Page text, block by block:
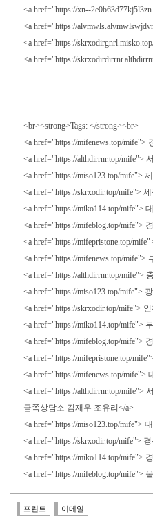
<a href="https://xn--
<a href="https://
<a href="https://
<a href="https://
<br><strong>Tags: </strong><br>
<a href="https://mifenews.top/
<a href="https://althdirrnr.top/mife">
<a href="https://miso123.top/mife">
<a href="https://skrxodir.top/mife">
<a href="https://miko114.top/mife">
<a href="https://mifeblog.top/mife">
<a href="https://mifepristone.top/
<a href="https://mifenews.top/
<a href="https://althdirrnr.top/mife">
<a href="https://miso123.top/mife">
<a href="https://skrxodir.top/mife">
<a href="https://miko114.top/mife">
<a href="https://mifeblog.top/mife">
<a href="https://mifepristone.top/
<a href="https://mifenews.top/
<a href="https://althdirrnr.top/mife">
금쪽상담소 김재우 조유리</a>
<a href="https://miso123.top/mife">
<a href="https://skrxodir.top/mife">
<a href="https://miko114.top/mife">
<a href="https://mifeblog.top/mife">
프린트 이메일